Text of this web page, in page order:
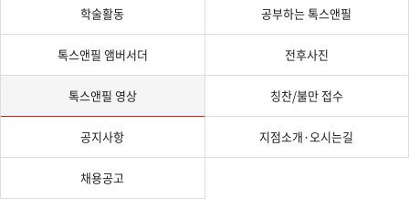
학술활동 공부하는 톡스앤필
톡스앤필 앰버서더 전후사진
톡스앤필 영상 칭찬/불만 접수
공지사항 지점소개·오시는길
채용공고